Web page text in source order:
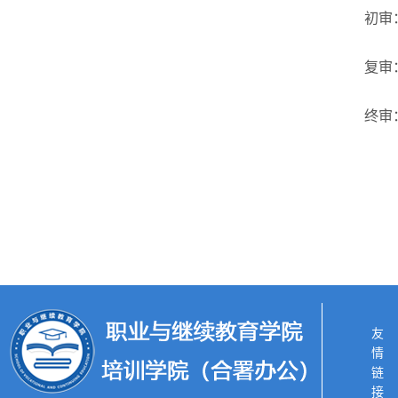
初审
复审
终审
友情链接